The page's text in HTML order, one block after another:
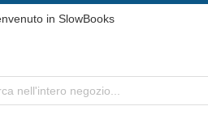
in SlowBooks